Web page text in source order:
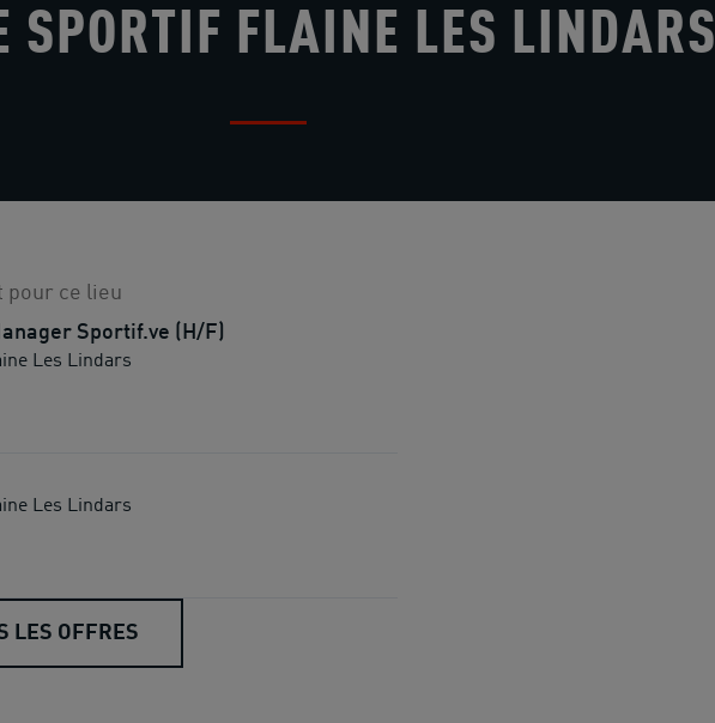
SPORTIF FLAINE LES LINDARS
pour ce lieu
Sportif.ve (H/F)
Les Lindars
Les Lindars
LES OFFRES